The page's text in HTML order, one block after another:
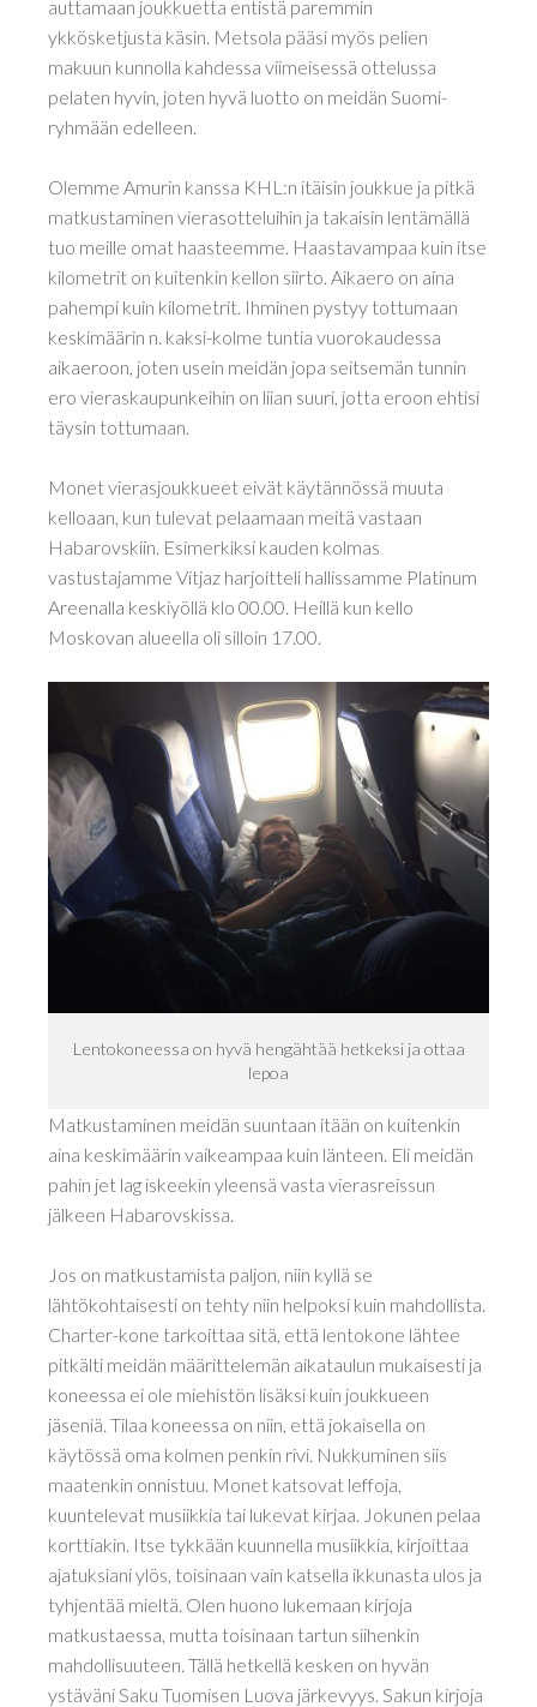
auttamaan joukkuetta entistä paremmin
ykkösketjusta käsin. Metsola pääsi myös pelien
makuun kunnolla kahdessa viimeisessä ottelussa
pelaten hyvin, joten hyvä luotto on meidän Suomi-
ryhmään edelleen.
Olemme Amurin kanssa KHL:n itäisin joukkue ja pitkä
matkustaminen vierasotteluihin ja takaisin lentämällä
tuo meille omat haasteemme. Haastavampaa kuin itse
kilometrit on kuitenkin kellon siirto. Aikaero on aina
pahempi kuin kilometrit. Ihminen pystyy tottumaan
keskimäärin n. kaksi-kolme tuntia vuorokaudessa
aikaeroon, joten usein meidän jopa seitsemän tunnin
ero vieraskaupunkeihin on liian suuri, jotta eroon ehtisi
täysin tottumaan.
Monet vierasjoukkueet eivät käytännössä muuta
kelloaan, kun tulevat pelaamaan meitä vastaan
Habarovskiin. Esimerkiksi kauden kolmas
vastustajamme Vitjaz harjoitteli hallissamme Platinum
Areenalla keskiyöllä klo 00.00. Heillä kun kello
Moskovan alueella oli silloin 17.00.
Lentokoneessa on hyvä hengähtää hetkeksi ja ottaa
lepoa
Matkustaminen meidän suuntaan itään on kuitenkin
aina keskimäärin vaikeampaa kuin länteen. Eli meidän
pahin jet lag iskeekin yleensä vasta vierasreissun
jälkeen Habarovskissa.
Jos on matkustamista paljon, niin kyllä se
lähtökohtaisesti on tehty niin helpoksi kuin mahdollista.
Charter-kone tarkoittaa sitä, että lentokone lähtee
pitkälti meidän määrittelemän aikataulun mukaisesti ja
koneessa ei ole miehistön lisäksi kuin joukkueen
jäseniä. Tilaa koneessa on niin, että jokaisella on
käytössä oma kolmen penkin rivi. Nukkuminen siis
maatenkin onnistuu. Monet katsovat leffoja,
kuuntelevat musiikkia tai lukevat kirjaa. Jokunen pelaa
korttiakin. Itse tykkään kuunnella musiikkia, kirjoittaa
ajatuksiani ylös, toisinaan vain katsella ikkunasta ulos ja
tyhjentää mieltä. Olen huono lukemaan kirjoja
matkustaessa, mutta toisinaan tartun siihenkin
mahdollisuuteen. Tällä hetkellä kesken on hyvän
ystäväni Saku Tuomisen Luova järkevyys. Sakun kirjoja